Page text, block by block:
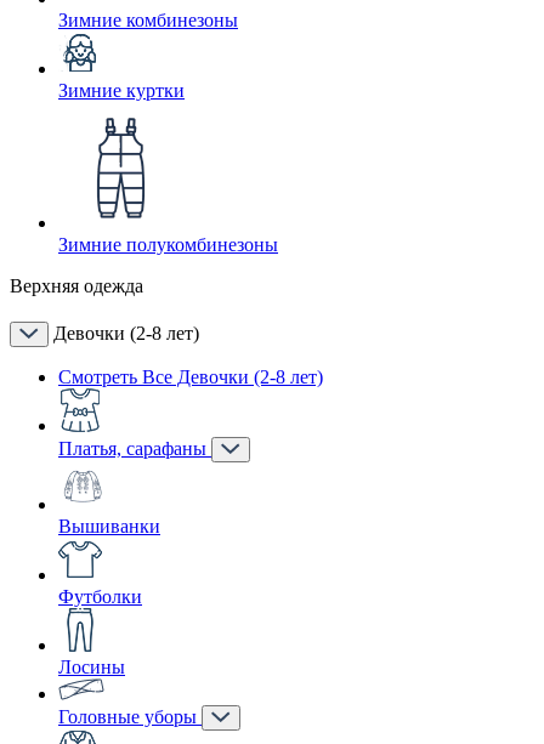
Зимние комбинезоны
Зимние куртки
Зимние полукомбинезоны
Верхняя одежда
Девочки (2-8 лет)
Смотреть Все Девочки (2-8 лет)
Платья, сарафаны
Вышиванки
Футболки
Лосины
Головные уборы